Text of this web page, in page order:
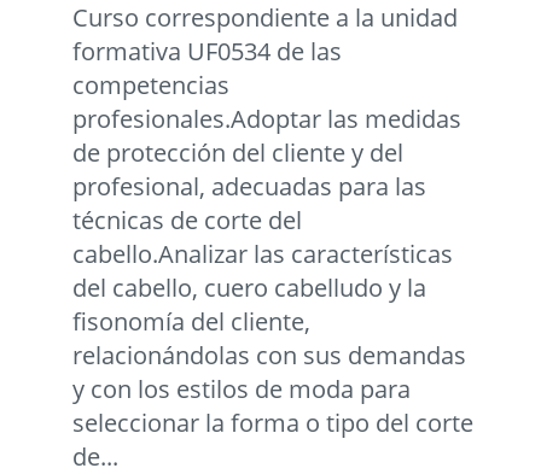
Curso correspondiente a la unidad
formativa UF0534 de las
competencias
profesionales.Adoptar las medidas
de protección del cliente y del
profesional, adecuadas para las
técnicas de corte del
cabello.Analizar las características
del cabello, cuero cabelludo y la
fisonomía del cliente,
relacionándolas con sus demandas
y con los estilos de moda para
seleccionar la forma o tipo del corte
de...